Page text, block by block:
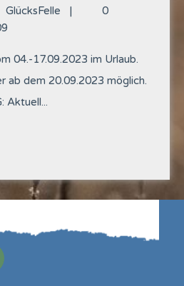
GlücksFelle |
0
ab dem 20.09.2023 möglich.
Aktuell...